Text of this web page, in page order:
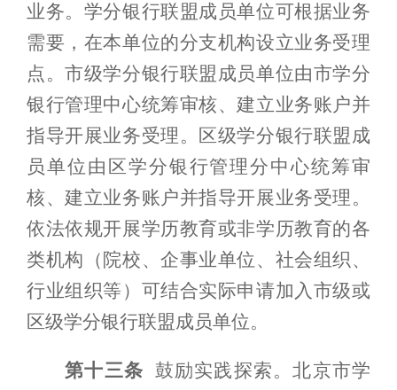
业务。学分银行联盟成员单位可根据业务
需要，在本单位的分支机构设立业务受理
点。市级学分银行联盟成员单位由市学分
银行管理中心统筹审核、建立业务账户并
指导开展业务受理。区级学分银行联盟成
员单位由区学分银行管理分中心统筹审
核、建立业务账户并指导开展业务受理。
依法依规开展学历教育或非学历教育的各
类机构（院校、企事业单位、社会组织、
行业组织等）可结合实际申请加入市级或
区级学分银行联盟成员单位。
第十三条 鼓励实践探索。北京市学